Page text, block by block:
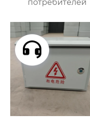
потребителей